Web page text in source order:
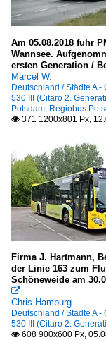
Am 05.08.2018 fuhr
Wannsee.
ersten Generation /
Marcel W.
Deutschland / Städte A -
530 III (Citaro 2.
Potsdam, Regiobus
 371 1200x801 Px,
Firma J. Hartmann,
der Linie 163 zum
Schöneweide am

Chris Hamburg
Deutschland / Städte A -
530 III (Citaro 2.
 608 900x600 Px,